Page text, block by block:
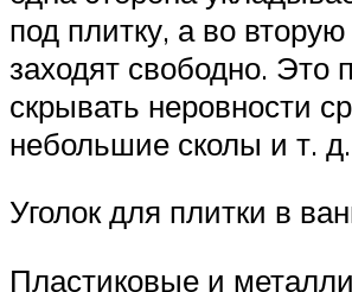
под плитку, а во вторую
заходят свободно. Это
скрывать неровности
небольшие сколы и т. д.
Уголок для плитки в
Пластиковые и